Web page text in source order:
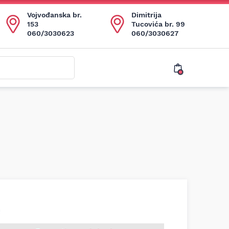
Vojvođanska br.
153
060/3030623
Dimitrija
Tucovića br. 99
060/3030627